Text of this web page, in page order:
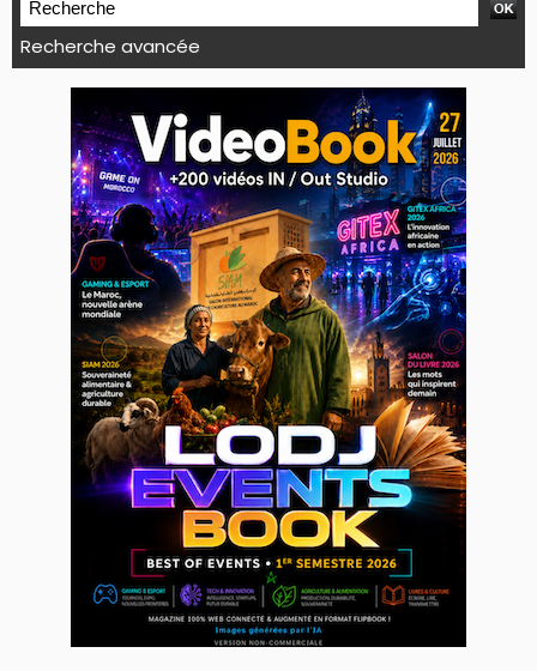
Recherche avancée